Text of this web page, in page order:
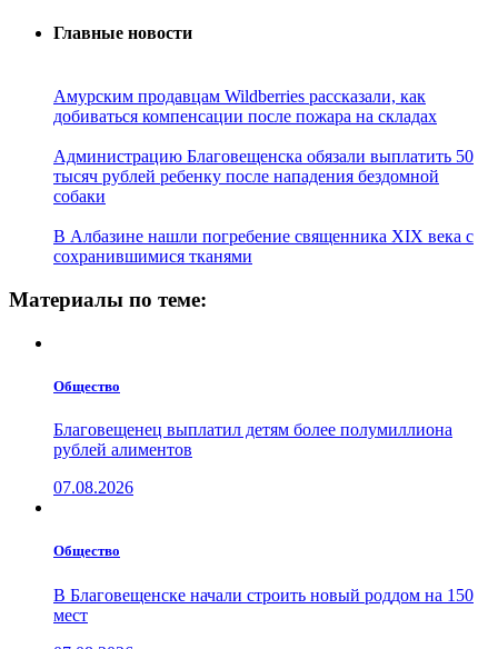
Главные новости
Амурским продавцам Wildberries рассказали, как
добиваться компенсации после пожара на складах
Администрацию Благовещенска обязали выплатить 50
тысяч рублей ребенку после нападения бездомной
собаки
В Албазине нашли погребение священника XIX века с
сохранившимися тканями
Материалы по теме:
Общество
Благовещенец выплатил детям более полумиллиона
рублей алиментов
07.08.2026
Общество
В Благовещенске начали строить новый роддом на 150
мест